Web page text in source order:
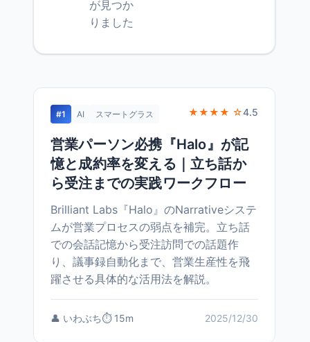
が見つか
りました
#1 AI スマートグラス ★★★★ ☆4.5
営業パーソン必携『Halo』が記
憶と成約率を変える｜立ち話か
ら受注までの実践ワークフロー
Brilliant Labs『Halo』のNarrativeシステ
ムが営業プロセスの弱点を補完。立ち話
での会話記憶から受注訪問での話題作
り、議事録自動化まで、営業生産性を飛
躍させる具体的な活用法を解説。
👤 いわぶち⏱️ 15m 2025/12/30